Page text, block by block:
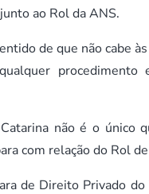
ao Rol da ANS.
de que não cabe
não é o
com relação do Rol
de Direito Privado